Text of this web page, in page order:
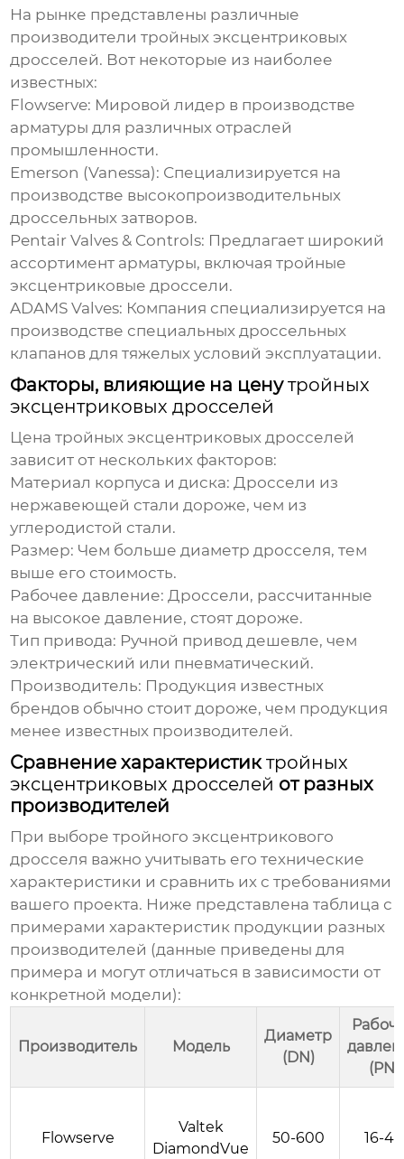
На рынке представлены различные
производителитройных эксцентриковых
дросселей. Вот некоторые из наиболее
известных:
Flowserve: Мировой лидер в производстве
арматуры для различных отраслей
промышленности.
Emerson (Vanessa): Специализируется на
производстве высокопроизводительных
дроссельных затворов.
Pentair Valves & Controls: Предлагает широкий
ассортимент арматуры, включаятройные
эксцентриковые дроссели.
ADAMS Valves: Компания специализируется на
производстве специальных дроссельных
клапанов для тяжелых условий эксплуатации.
Факторы, влияющие на ценутройных
эксцентриковых дросселей
Ценатройных эксцентриковых дросселей
зависит от нескольких факторов:
Материал корпуса и диска: Дроссели из
нержавеющей стали дороже, чем из
углеродистой стали.
Размер: Чем больше диаметр дросселя, тем
выше его стоимость.
Рабочее давление: Дроссели, рассчитанные
на высокое давление, стоят дороже.
Тип привода: Ручной привод дешевле, чем
электрический или пневматический.
Производитель: Продукция известных
брендов обычно стоит дороже, чем продукция
менее известных производителей.
Сравнение характеристиктройных
эксцентриковых дросселей от разных
производителей
При выборетройного эксцентрикового
дросселя важно учитывать его технические
характеристики и сравнить их с требованиями
вашего проекта. Ниже представлена таблица с
примерами характеристик продукции разных
производителей (данные приведены для
примера и могут отличаться в зависимости от
конкретной модели):
Производитель Модель
Диаметр
(DN)
(PN)
Flowserve
Valtek
DiamondVue
50-600 16-40